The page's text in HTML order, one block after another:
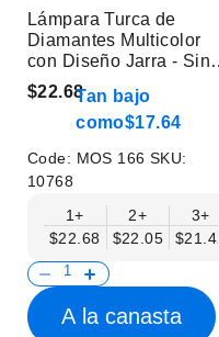
Lámpara Turca de
Diamantes Multicolor
con Diseño Jarra - Sin
Bombilla
$22.68Tan bajo
como$17.64
Code: MOS 166 SKU:
10768
1+
$22.68
2+
$22.05
3+
$21.42
A la canasta